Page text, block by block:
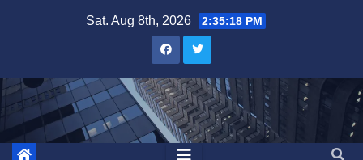
Sat. Aug 8th, 2026 2:35:19 PM